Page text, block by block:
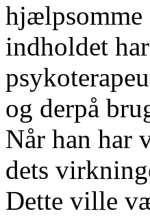
hjælpsomme
indholdet
og derpå
Når han har
dets
Dette ville